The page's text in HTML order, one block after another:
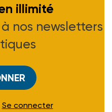
illimité
nos newsletters
Se connecter